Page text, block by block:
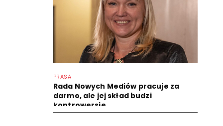
PRASA
Rada Nowych Mediów pracuje za
darmo, ale jej skład budzi
kontrowersje